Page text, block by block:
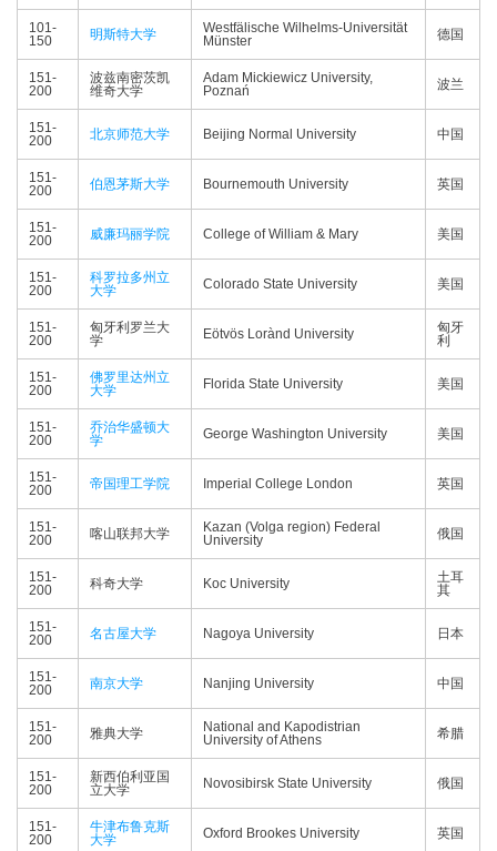
101-
150
明斯特大学
Westfälische Wilhelms-Universität
Münster
德国
151-
200
波兹南密茨凯
维奇大学
Adam Mickiewicz University,
Poznań
波兰
151-
200
北京师范大学 Beijing Normal University 中国
151-
200
伯恩茅斯大学 Bournemouth University 英国
151-
200
威廉玛丽学院 College of William & Mary 美国
151-
200
科罗拉多州立
大学
Colorado State University 美国
151-
200
匈牙利罗兰大
学
Eötvös Lorànd University
匈牙
利
151-
200
佛罗里达州立
大学
Florida State University 美国
151-
200
乔治华盛顿大
学
George Washington University 美国
151-
200
帝国理工学院 Imperial College London 英国
151-
200
喀山联邦大学
Kazan (Volga region) Federal
University
俄国
151-
200
科奇大学 Koc University
土耳
其
151-
200
名古屋大学 Nagoya University 日本
151-
200
南京大学 Nanjing University 中国
151-
200
雅典大学
National and Kapodistrian
University of Athens
希腊
151-
200
新西伯利亚国
立大学
Novosibirsk State University 俄国
151-
200
牛津布鲁克斯
大学
Oxford Brookes University 英国